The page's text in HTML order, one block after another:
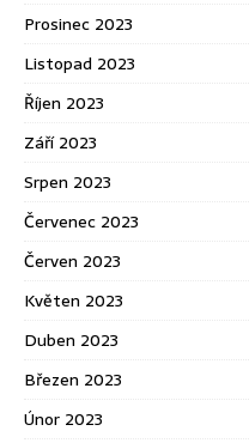
Prosinec 2023
Listopad 2023
Říjen 2023
Září 2023
Srpen 2023
Červenec 2023
Červen 2023
Květen 2023
Duben 2023
Březen 2023
Únor 2023